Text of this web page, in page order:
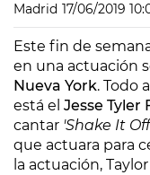
Madrid 17/06/2019
Este fin de
en una actuación
Nueva York. Todo
está el Jesse Tyler
cantar 'Shake It Off
que actuara para
la actuación,